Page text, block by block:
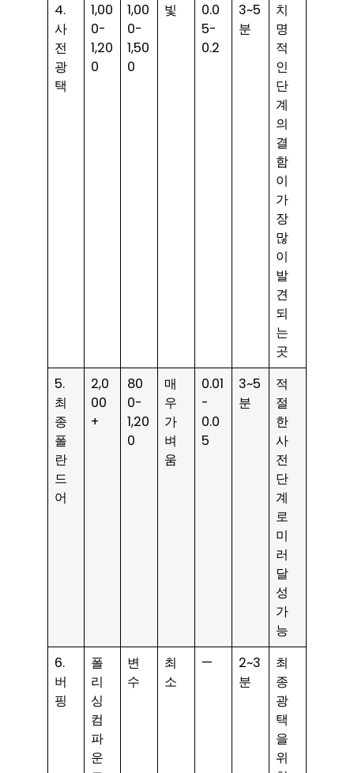
4.
사
전
광
택
1,00
0-
1,20
0
1,00
0-
1,50
0
빛
0.0
5-
0.2
3~5
분
치
명
적
인
단
계
의
결
함
이
가
장
많
이
발
견
되
는
곳
5.
최
종
폴
란
드
어
2,0
00
+
80
0-
1,20
0
매
우
가
벼
움
0.01
-
0.0
5
3~5
분
적
절
한
사
전
단
계
로
미
러
달
성
가
능
6.
버
핑
폴
리
싱
컴
파
운
변
수
최
소
—
2~3
분
최
종
광
택
을
위